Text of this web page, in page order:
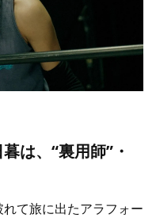
は、“裏用師”・
て旅に出たアラフォー